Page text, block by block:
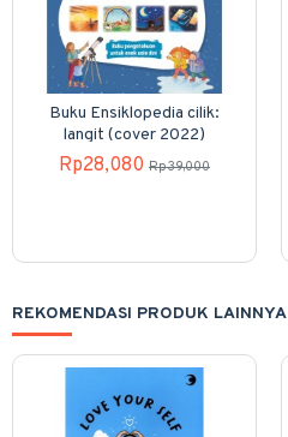
Buku Ensiklopedia cilik:
langit (cover 2022)
Rp28,080 Rp39,000
REKOMENDASI PRODUK LAINNYA